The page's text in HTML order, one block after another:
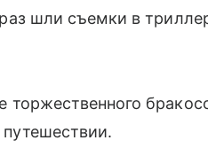
шли съемки в